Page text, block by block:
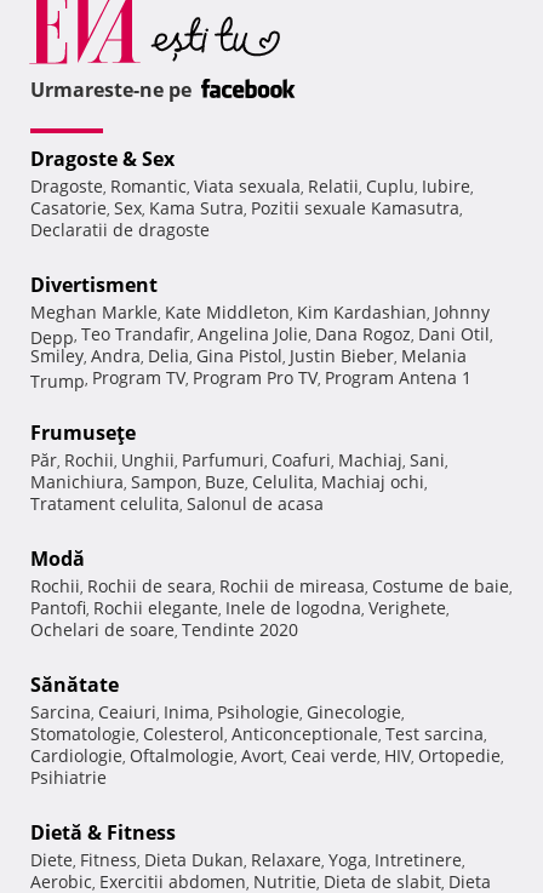
Urmareste-ne pe
Dragoste & Sex
Dragoste, Romantic, Viata sexuala, Relatii, Cuplu, Iubire,
Casatorie, Sex, Kama Sutra, Pozitii sexuale Kamasutra,
Declaratii de dragoste
Divertisment
Meghan Markle, Kate Middleton, Kim Kardashian, Johnny
Depp, Teo Trandafir, Angelina Jolie, Dana Rogoz, Dani Otil,
Smiley, Andra, Delia, Gina Pistol, Justin Bieber, Melania
Trump, Program TV, Program Pro TV, Program Antena 1
Frumuseţe
Păr, Rochii, Unghii, Parfumuri, Coafuri, Machiaj, Sani,
Manichiura, Sampon, Buze, Celulita, Machiaj ochi,
Tratament celulita, Salonul de acasa
Modă
Rochii, Rochii de seara, Rochii de mireasa, Costume de baie,
Pantofi, Rochii elegante, Inele de logodna, Verighete,
Ochelari de soare, Tendinte 2020
Sănătate
Sarcina, Ceaiuri, Inima, Psihologie, Ginecologie,
Stomatologie, Colesterol, Anticonceptionale, Test sarcina,
Cardiologie, Oftalmologie, Avort, Ceai verde, HIV, Ortopedie,
Psihiatrie
Dietă & Fitness
Diete, Fitness, Dieta Dukan, Relaxare, Yoga, Intretinere,
Aerobic, Exercitii abdomen, Nutritie, Dieta de slabit, Dieta